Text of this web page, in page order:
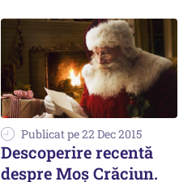
Publicat pe 22 Dec 2015
Descoperire recentă
despre Moș Crăciun.